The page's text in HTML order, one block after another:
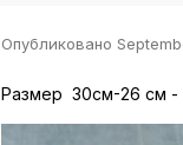
Опубликовано
Размер 30см-26 см -